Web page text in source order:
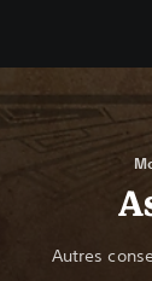
Autres